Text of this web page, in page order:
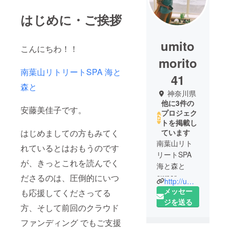
はじめに・ご挨拶
こんにちわ！！
南葉山リトリートSPA 海と
森と
安藤美佳子です。
はじめましての方もみてく
れているとはおもうのです
が、きっとこれを読んでく
ださるのは、圧倒的にいつ
も応援してくださってる
方、そして前回のクラウド
ファンディング でもご支援
umito
morito
41
神奈川県
他に3件の
プロジェク
トを掲載し
ています
南葉山リト
リートSPA
海と森と
owner
therapist
micaco
http://umitomorito.com/
メッセー
ジを送る